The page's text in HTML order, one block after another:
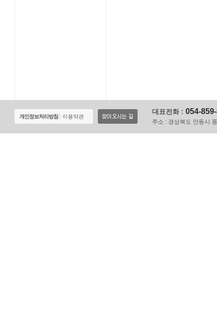
개인정보처리방침 이용약관
대표전화 : 054-
주소 : 경상북도 안동시